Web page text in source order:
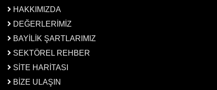
HAKKIMIZDA
DEĞERLERİMİZ
BAYİLİK ŞARTLARIMIZ
SEKTÖREL REHBER
SİTE HARİTASI
BİZE ULAŞIN